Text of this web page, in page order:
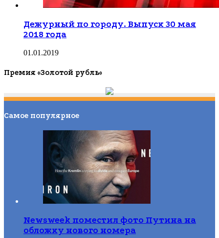
Дежурный по городу. Выпуск 30 мая
2018 года
01.01.2019
Премия «Золотой рубль»
Самое популярное
Newsweek поместил фото Путина на
обложку нового номера